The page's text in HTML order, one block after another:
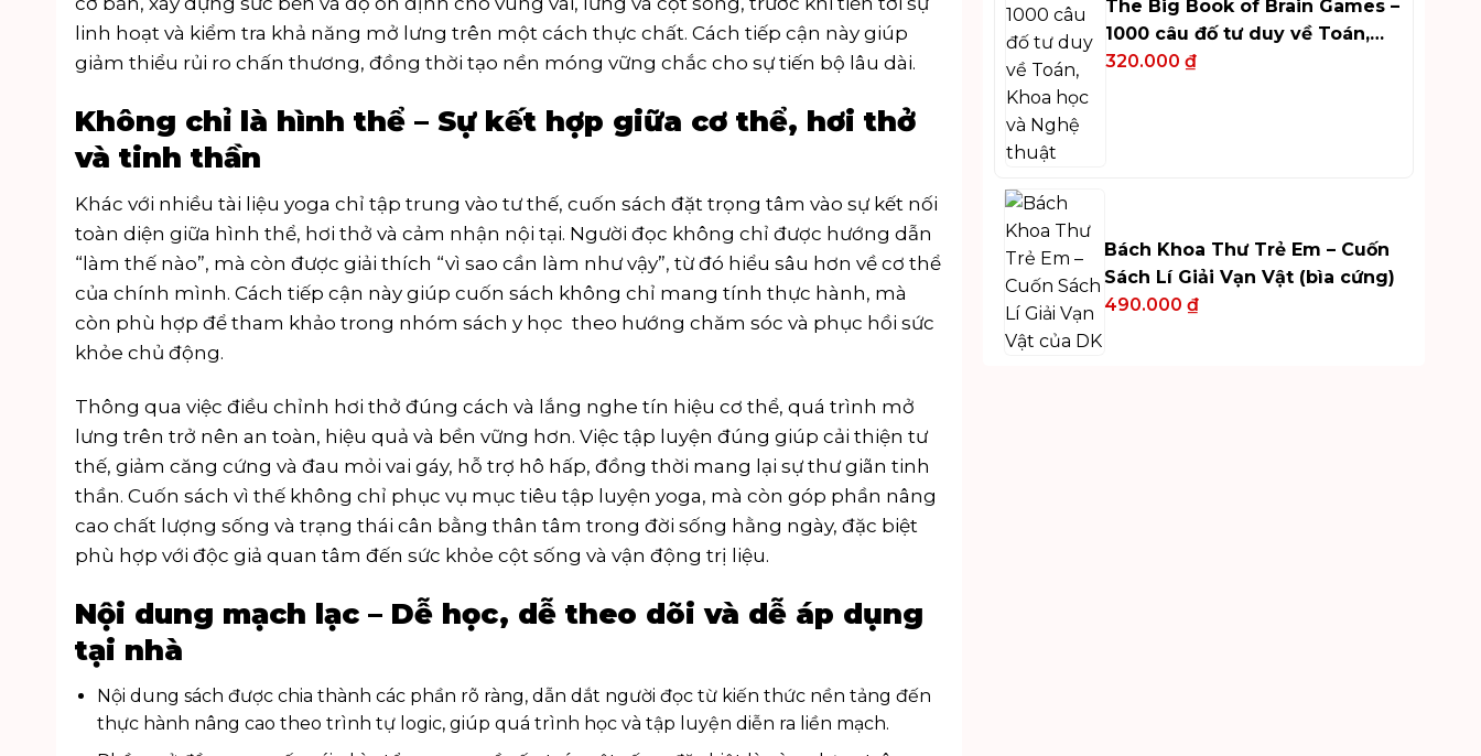
linh hoạt và kiểm tra khả năng mở lưng trên một cách thực chất. Cách tiếp cận này giúp
giảm thiểu rủi ro chấn thương, đồng thời tạo nền móng vững chắc cho sự tiến bộ lâu dài.
Không chỉ là hình thể – Sự kết hợp giữa cơ thể, hơi thở
và tinh thần
Khác với nhiều tài liệu yoga chỉ tập trung vào tư thế, cuốn sách đặt trọng tâm vào sự kết nối
toàn diện giữa hình thể, hơi thở và cảm nhận nội tại. Người đọc không chỉ được hướng dẫn
“làm thế nào”, mà còn được giải thích “vì sao cần làm như vậy”, từ đó hiểu sâu hơn về cơ thể
của chính mình. Cách tiếp cận này giúp cuốn sách không chỉ mang tính thực hành, mà
còn phù hợp để tham khảo trong nhóm sách y học theo hướng chăm sóc và phục hồi sức
khỏe chủ động.
Thông qua việc điều chỉnh hơi thở đúng cách và lắng nghe tín hiệu cơ thể, quá trình mở
lưng trên trở nên an toàn, hiệu quả và bền vững hơn. Việc tập luyện đúng giúp cải thiện tư
thế, giảm căng cứng và đau mỏi vai gáy, hỗ trợ hô hấp, đồng thời mang lại sự thư giãn tinh
thần. Cuốn sách vì thế không chỉ phục vụ mục tiêu tập luyện yoga, mà còn góp phần nâng
cao chất lượng sống và trạng thái cân bằng thân tâm trong đời sống hằng ngày, đặc biệt
phù hợp với độc giả quan tâm đến sức khỏe cột sống và vận động trị liệu.
Nội dung mạch lạc – Dễ học, dễ theo dõi và dễ áp dụng
tại nhà
Nội dung sách được chia thành các phần rõ ràng, dẫn dắt người đọc từ kiến thức nền tảng đến
thực hành nâng cao theo trình tự logic, giúp quá trình học và tập luyện diễn ra liền mạch.
The Big Book of Brain Games –
1000 câu đố tư duy về Toán,
Khoa học và Nghệ thuật
320.000₫
Bách Khoa Thư Trẻ Em – Cuốn
Sách Lí Giải Vạn Vật (bìa cứng)
490.000₫